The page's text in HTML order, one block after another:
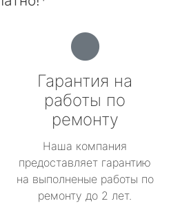
Гарантия на
работы по
ремонту
Наша компания
предоставляет гарантию
на выполненые работы по
ремонту до 2 лет.